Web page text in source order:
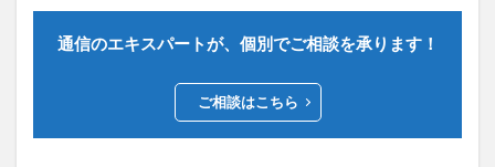
通信のエキスパートが、個別でご相談を承ります！
ご相談はこちら